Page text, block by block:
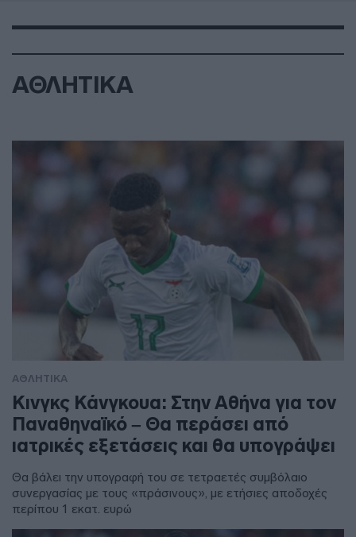
ΑΘΛΗΤΙΚΑ
ΑΘΛΗΤΙΚΑ
Κινγκς Κάνγκουα: Στην Αθήνα για τον
Παναθηναϊκό – Θα περάσει από
ιατρικές εξετάσεις και θα υπογράψει
Θα βάλει την υπογραφή του σε τετραετές συμβόλαιο
συνεργασίας με τους «πράσινους», με ετήσιες αποδοχές
περίπου 1 εκατ. ευρώ